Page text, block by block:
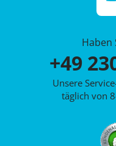
Haben
+49
Unsere
täglich von